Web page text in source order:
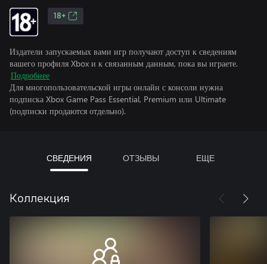
18+
Издатели запускаемых вами игр получают доступ к сведениям
вашего профиля Xbox и к связанным данным, пока вы играете.
Подробнее
Для многопользовательской игры онлайн с консоли нужна
подписка Xbox Game Pass Essential, Premium или Ultimate
(подписки продаются отдельно).
СВЕДЕНИЯ ОТЗЫВЫ ЕЩЕ
Коллекция